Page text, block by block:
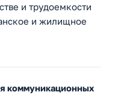
и трудоемкости
и жилищное
коммуникационных